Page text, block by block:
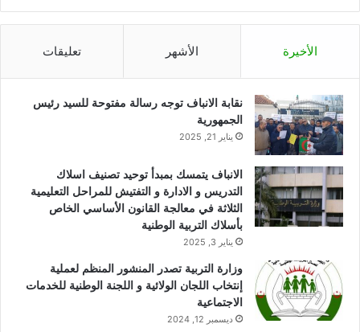
الأخيرة الأشهر تعليقات
نقابة الانباف توجه رسالة مفتوحة للسيد رئيس
الجمهورية
يناير 21, 2025
الانباف يتمسك بمبدأ توحيد تصنيف اسلاك
التدريس و الادارة و التفتيش للمراحل التعليمية
الثلاثة في معالجة القانون الأساسي الخاص
بأسلاك التربية الوطنية
يناير 3, 2025
وزارة التربية تصدر المنشور المنظم لعملية
إنتخاب اللجان الولائية و اللجنة الوطنية للخدمات
الاجتماعية
ديسمبر 12, 2024